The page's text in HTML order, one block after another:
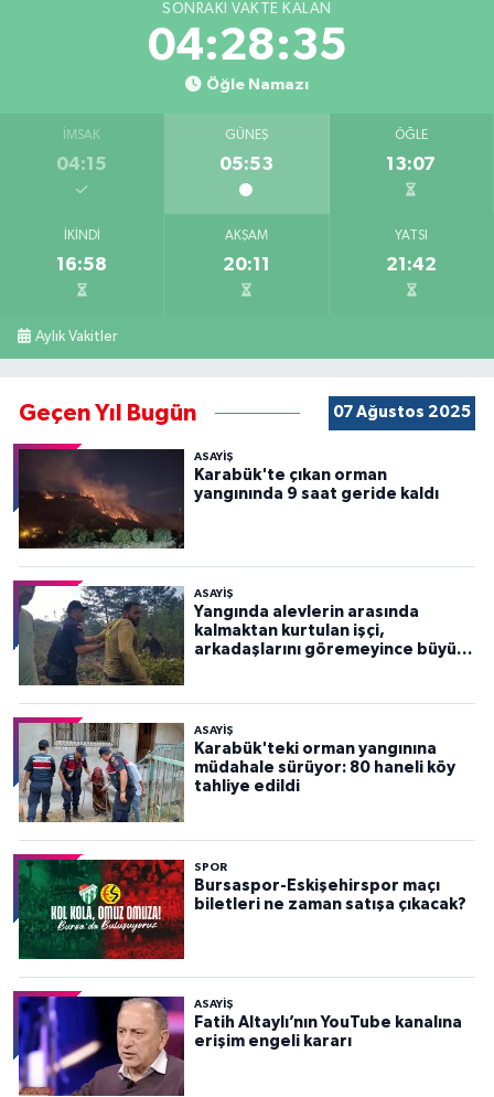
SONRAKI VAKTE KALAN
04:28:34
Öğle Namazı
İMSAK
04:15
GÜNEŞ
05:53
ÖĞLE
13:07
İKINDI
16:58
AKŞAM
20:11
YATSI
21:42
Aylık Vakitler
Geçen Yıl Bugün 07 Ağustos 2025
ASAYİŞ
Karabük'te çıkan orman
yangınında 9 saat geride kaldı
ASAYİŞ
Yangında alevlerin arasında
kalmaktan kurtulan işçi,
arkadaşlarını göremeyince büyük
ASAYİŞ
Karabük'teki orman yangınına
müdahale sürüyor: 80 haneli köy
tahliye edildi
SPOR
Bursaspor-Eskişehirspor maçı
biletleri ne zaman satışa çıkacak?
ASAYİŞ
Fatih Altaylı’nın YouTube kanalına
erişim engeli kararı